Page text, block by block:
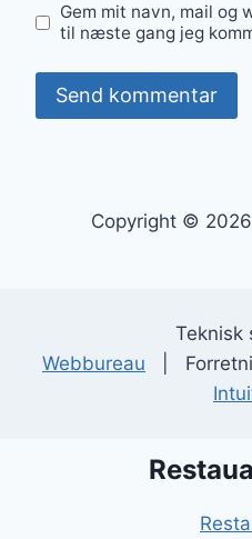
Gem mit navn, mail og
til næste gang jeg
Copyright ©
Teknisk
Webbureau |